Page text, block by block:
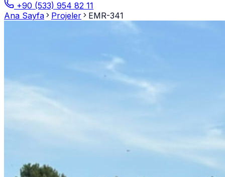
+90 (533) 954 82 11
Ana Sayfa
Projeler EMR-341